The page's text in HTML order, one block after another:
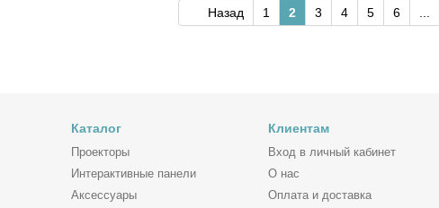
Назад 1 2 3 4 5 6
Каталог
Проекторы
Интерактивные панели
Аксессуары
Клиентам
Вход в личный кабинет
О нас
Оплата и доставка